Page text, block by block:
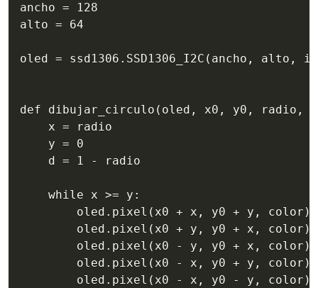
ancho = 128
alto = 64
oled = ssd1306.SSD1306_I2C(ancho, alto,
def dibujar_circulo(oled, x0, y0, radio,
    x = radio
    y = 0
    d = 1 - radio
    while x >= y:
        oled.pixel(x0 + x, y0 + y, color)
        oled.pixel(x0 + y, y0 + x, color)
        oled.pixel(x0 - y, y0 + x, color)
        oled.pixel(x0 - x, y0 + y, color)
        oled.pixel(x0 - x, y0 - y, color)